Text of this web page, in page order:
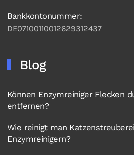
Bankkontonummer:
DE07100110012629312437
Blog
Können Enzymreiniger Flecken
entfernen?
Wie reinigt man
Enzymreinigern?